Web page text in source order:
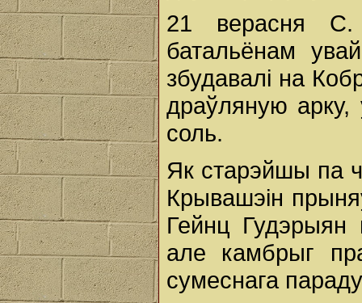
21 верасня
батальёнам
збудавалі на
драўляную арку,
соль.
Як старэйшы па
Крывашэін
Гейнц Гудэрыян
але камбрыг
сумеснага